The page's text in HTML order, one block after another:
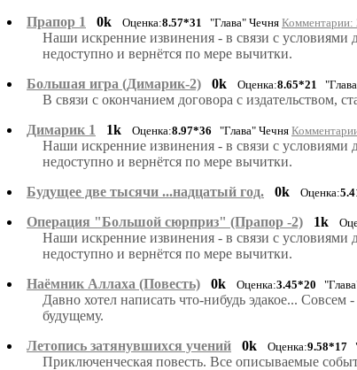
Прапор 1
0k Оценка:8.57*31 "Глава" Чечня Комментарии:
Наши искренние извинения - в связи с условиями
недоступно и вернётся по мере вычитки.
Большая игра (Димарик-2)
0k Оценка:8.65*21
В связи с окончанием договора с издательством,
Димарик 1
1k Оценка:8.97*36 "Глава" Чечня
Наши искренние извинения - в связи с условиями
недоступно и вернётся по мере вычитки.
Будущее две тысячи ...надцатый год.
0k Оценка:
Операция "Большой сюрприз" (Прапор -2) 1k
Наши искренние извинения - в связи с условиями
недоступно и вернётся по мере вычитки.
Наёмник Аллаха (Повесть)
0k Оценка:3.45*20
Давно хотел написать что-нибудь эдакое...
будущему.
Летопись затянувшихся учений
0k Оценка:9.58*17
Приключенческая повесть. Все описываемые